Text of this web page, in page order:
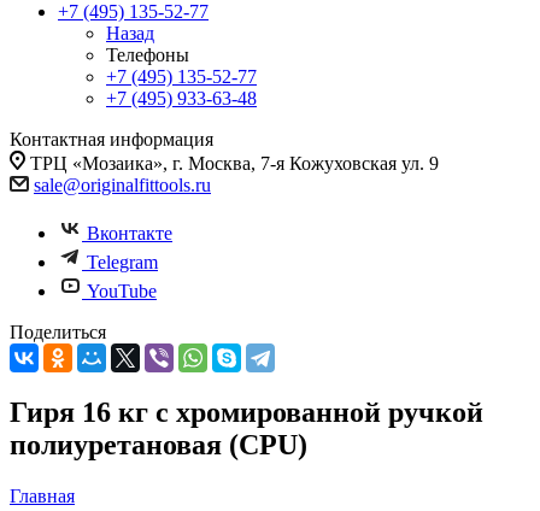
+7 (495) 135-52-77
Назад
Телефоны
+7 (495) 135-52-77
+7 (495) 933-63-48
Контактная информация
ТРЦ «Мозаика», г. Москва, 7-я Кожуховская ул. 9
sale@originalfittools.ru
Вконтакте
Telegram
YouTube
Поделиться
Гиря 16 кг с хромированной ручкой
полиуретановая (CPU)
Главная